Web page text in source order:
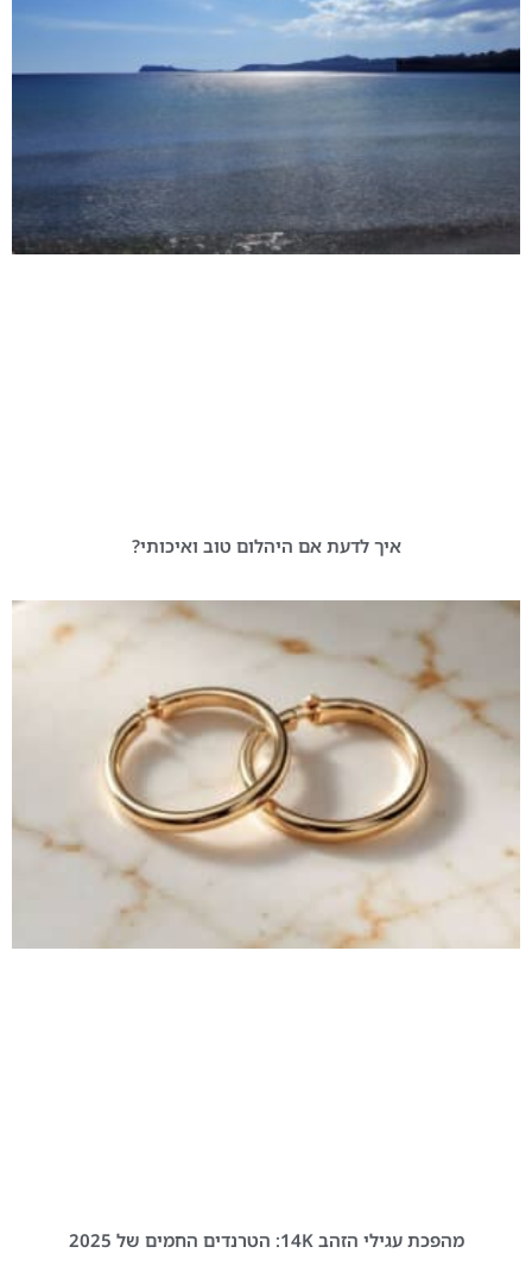
איך לדעת אם היהלום טוב ואיכותי?
מהפכת עגילי הזהב 14K: הטרנדים החמים של 2025